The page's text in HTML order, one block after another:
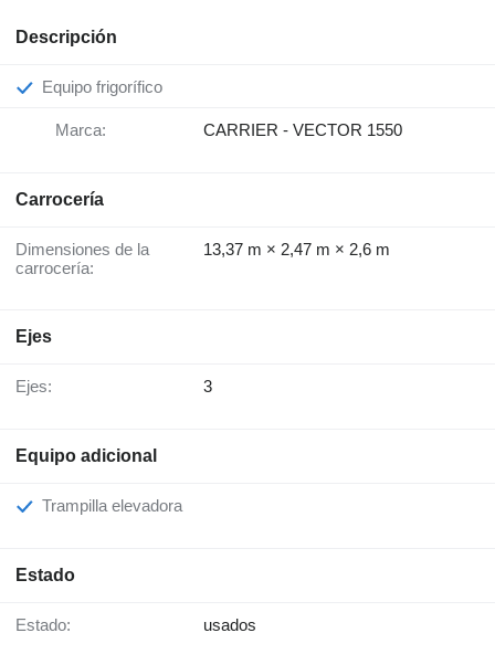
Descripción
Equipo frigorífico
Marca: CARRIER - VECTOR 1550
Carrocería
Dimensiones de la
carrocería:
13,37 m × 2,47 m × 2,6 m
Ejes
Ejes: 3
Equipo adicional
Trampilla elevadora
Estado
Estado: usados